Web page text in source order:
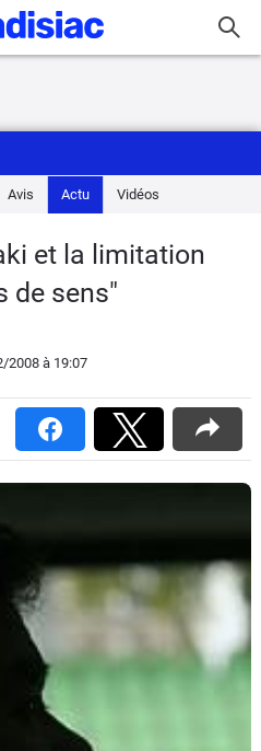
Avis Actu Vidéos
et la limitation
de sens"
2008 à 19:07